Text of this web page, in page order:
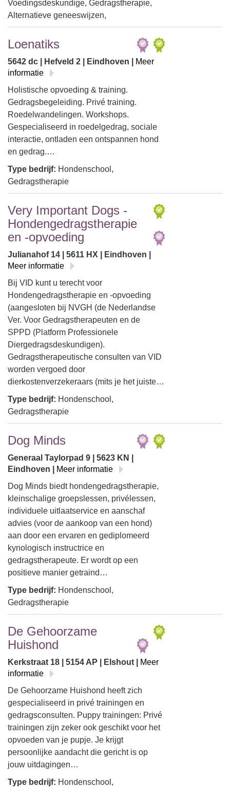
Voedingsdeskundige, Gedragstherapie,
Alternatieve geneeswijzen,
Loenatiks
5642 dc | Hefveld 2 | Eindhoven |
Meer
informatie
Holistische opvoeding & training.
Gedragsbegeleiding. Privé training.
Roedelwandelingen. Workshops.
Gespecialiseerd in roedelgedrag, sociale
interactie, ontladen een ontspannen hond
en gedrag.…
Type bedrijf: Hondenschool,
Gedragstherapie
Very Important Dogs -
Hondengedragstherapie
en -opvoeding
Julianahof 14 | 5611 HX | Eindhoven |
Meer informatie
Bij VID kunt u terecht voor
Hondengedragstherapie en -opvoeding
(aangesloten bij NVGH (de Nederlandse
Ver. Voor Gedragstherapeuten en de
SPPD (Platform Professionele
Diergedragsdeskundigen).
Gedragstherapeutische consulten van VID
worden vergoed door
dierkostenverzekeraars (mits je het juiste…
Type bedrijf: Hondenschool,
Gedragstherapie
Dog Minds
Generaal Taylorpad 9 | 5623 KN |
Eindhoven |
Meer informatie
Dog Minds biedt hondengedragstherapie,
kleinschalige groepslessen, privélessen,
individuele uitlaatservice en aanschaf
advies (voor de aankoop van een hond)
aan door een ervaren en gediplomeerd
kynologisch instructrice en
gedragstherapeute. Er wordt op een
positieve manier getraind…
Type bedrijf: Hondenschool,
Gedragstherapie
De Gehoorzame
Huishond
Kerkstraat 18 | 5154 AP | Elshout |
Meer
informatie
De Gehoorzame Huishond heeft zich
gespecialiseerd in privé trainingen en
gedragsconsulten. Puppy trainingen: Privé
trainingen zijn zeker ook geschikt voor het
opvoeden van je pupje. Je krijgt
persoonlijke aandacht die gericht is op
jouw uitdagingen…
Type bedrijf: Hondenschool,